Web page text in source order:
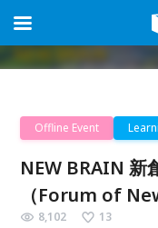
Offline Event
NEW BRAIN 新
（Forum of
8,102 13